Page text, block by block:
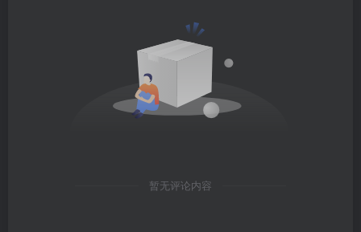
暂无评论内容